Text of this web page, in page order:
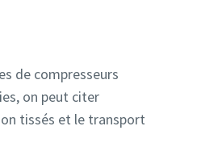
de compresseurs
on peut citer
tissés et le transport